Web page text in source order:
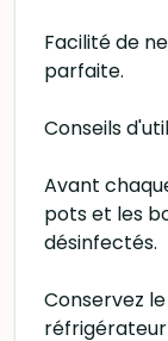
Facilité de
parfaite.
Conseils
Avant
pots et les
désinfectés.
Conservez